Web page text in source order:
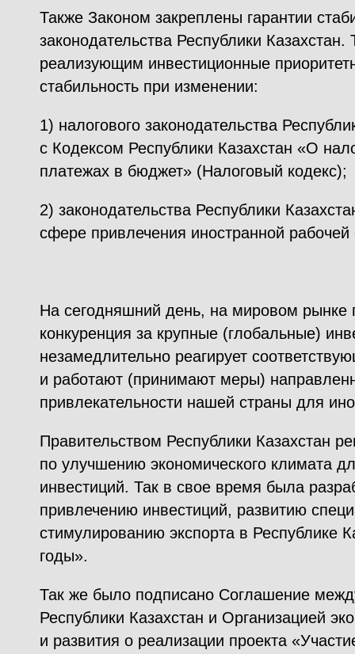
Также Законом закреплены гарантии
законодательства Республики
реализующим инвестиционные
стабильность при изменении:
1) налогового законодательства
с Кодексом Республики Казахстан «О
платежах в бюджет» (Налоговый кодекс);
2) законодательства Республики
сфере привлечения иностранной
На сегодняшний день, на мировом рынке
конкуренция за крупные (глобальные)
незамедлительно реагирует
и работают (принимают меры)
привлекательности нашей страны для
Правительством Республики Казахстан
по улучшению экономического климата
инвестиций. Так в свое время была
привлечению инвестиций, развитию
стимулированию экспорта в Республике
годы».
Так же было подписано Соглашение
Республики Казахстан и Организацией
и развития о реализации проекта